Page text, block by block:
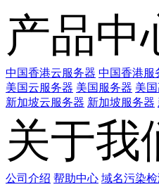
产品中
中国香港云服务器 中国香港服
美国云服务器 美国服务器 美
新加坡云服务器 新加坡服务器
关于我
公司介绍 帮助中心 域名污染检